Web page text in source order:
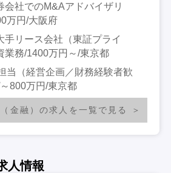
会社でのM&Aアドバイザリ
万円/大阪府
手リース会社（東証プライ
業務/1400万円～/東京都
当（経営企画／財務経験者歓
800万円/東京都
金融）の求人を一覧で見る
人情報